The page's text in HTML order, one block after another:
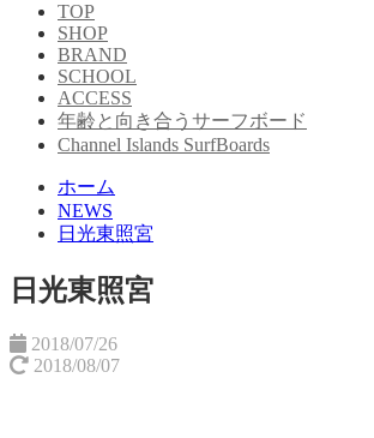
TOP
SHOP
BRAND
SCHOOL
ACCESS
年齢と向き合うサーフボード
Channel Islands SurfBoards
ホーム
NEWS
日光東照宮
日光東照宮
2018/07/26
2018/08/07